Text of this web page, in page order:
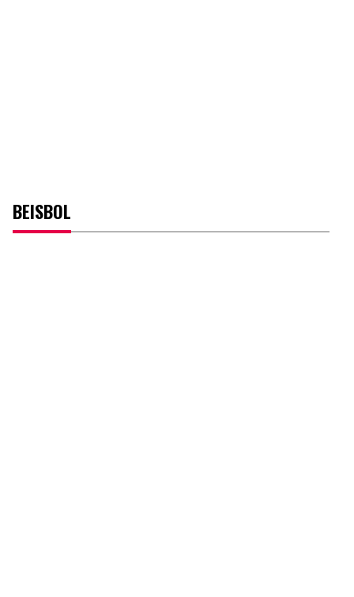
BEISBOL